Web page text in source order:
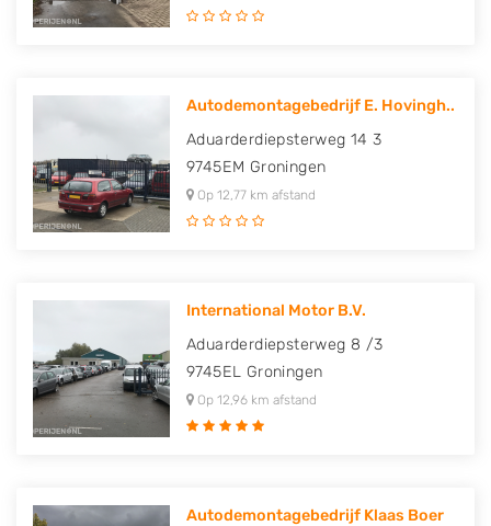
Autodemontagebedrijf E. Hovingh..
Aduarderdiepsterweg 14 3
9745EM Groningen
Op 12,77 km afstand
International Motor B.V.
Aduarderdiepsterweg 8 /3
9745EL Groningen
Op 12,96 km afstand
Autodemontagebedrijf Klaas Boer